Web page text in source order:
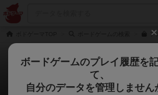
ア
アズール
へびのわ（広報担当・当日不参加
ボードゲームのプレイ履歴を
て、
自分のデータを管理しません